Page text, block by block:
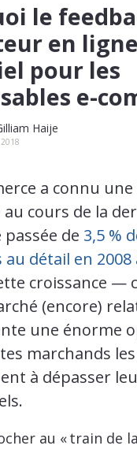
le
en
pour les
e-
Haije
a connu
au cours de la
de 3,5 %
au détail en 2008
croissance —
(encore)
une énorme
marchands
à dépasser
au « train de